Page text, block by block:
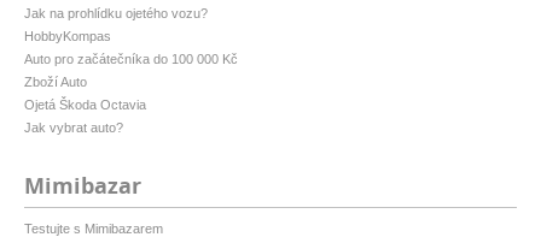
Jak na prohlídku ojetého vozu?
HobbyKompas
Auto pro začátečníka do 100 000 Kč
Zboží Auto
Ojetá Škoda Octavia
Jak vybrat auto?
Mimibazar
Testujte s Mimibazarem